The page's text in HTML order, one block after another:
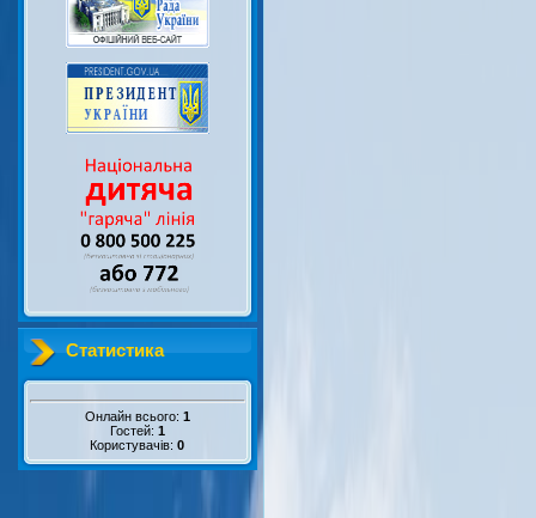
Статистика
Онлайн всього: 1
Гостей: 1
Користувачів:0